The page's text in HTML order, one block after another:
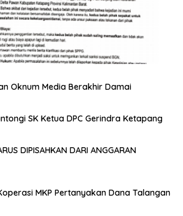
Oknum Media Berakhir Damai
SK Ketua DPC Gerindra Ketapang
DIPISAHKAN DARI ANGGARAN
MKP Pertanyakan Dana Talangan